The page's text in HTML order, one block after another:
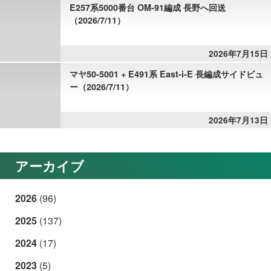
E257系5000番台 OM-91編成 長野へ回送
（2026/7/11）
2026年7月15日
マヤ50-5001 + E491系 East-i-E 長編成サイドビュ
ー（2026/7/11）
2026年7月13日
アーカイブ
2026 (96)
2025 (137)
2024 (17)
2023 (5)